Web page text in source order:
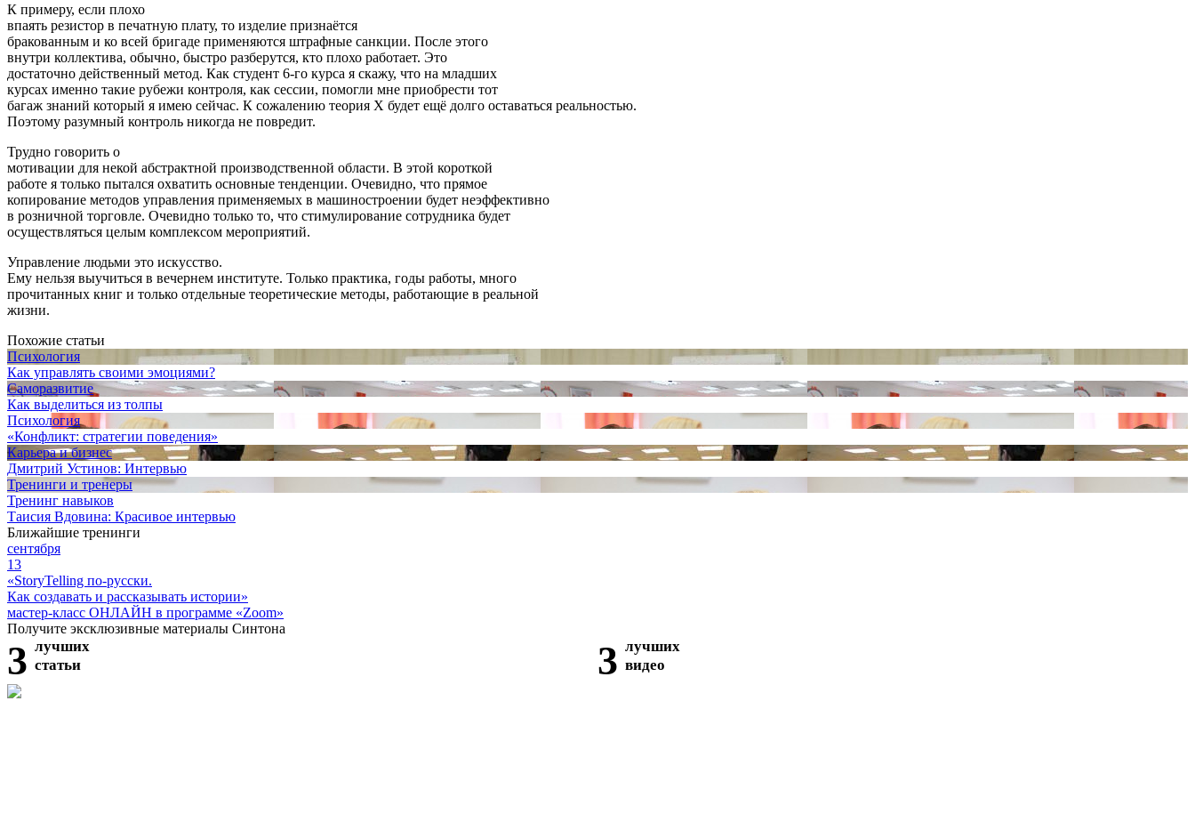
К примеру, если плохо
впаять резистор в печатную плату, то изделие признаётся
бракованным и ко всей бригаде применяются штрафные санкции. После этого
внутри коллектива, обычно, быстро разберутся, кто плохо работает. Это
достаточно действенный метод. Как студент 6-го курса я скажу, что на младших
курсах именно такие рубежи контроля, как сессии, помогли мне приобрести тот
багаж знаний который я имею сейчас. К сожалению теория Х будет ещё долго оставаться реальностью.
Поэтому разумный контроль никогда не повредит.
Трудно говорить о
мотивации для некой абстрактной производственной области. В этой короткой
работе я только пытался охватить основные тенденции. Очевидно, что прямое
копирование методов управления применяемых в машиностроении будет неэффективно
в розничной торговле. Очевидно только то, что стимулирование сотрудника будет
осуществляться целым комплексом мероприятий.
Управление людьми это искусство.
Ему нельзя выучиться в вечернем институте. Только практика, годы работы, много
прочитанных книг и только отдельные теоретические методы, работающие в реальной
жизни.
Похожие статьи
Психология
Как управлять своими эмоциями?
Саморазвитие
Как выделиться из толпы
Психология
«Конфликт: стратегии поведения»
Карьера и бизнес
Дмитрий Устинов: Интервью
Тренинги и тренеры
Тренинг навыков
Таисия Вдовина: Красивое интервью
Ближайшие тренинги
сентября
13
«StoryTelling по-русски.
Как создавать и рассказывать истории»
мастер-класс ОНЛАЙН в программе «Zoom»
Получите эксклюзивные материалы Синтона
3 лучших
статьи
3 лучших
видео